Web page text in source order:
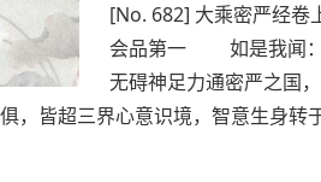
[No. 682] 大乘密严
会品第一 如是我闻
无碍神足力通密严之国
，皆超三界心意识境，智意生身